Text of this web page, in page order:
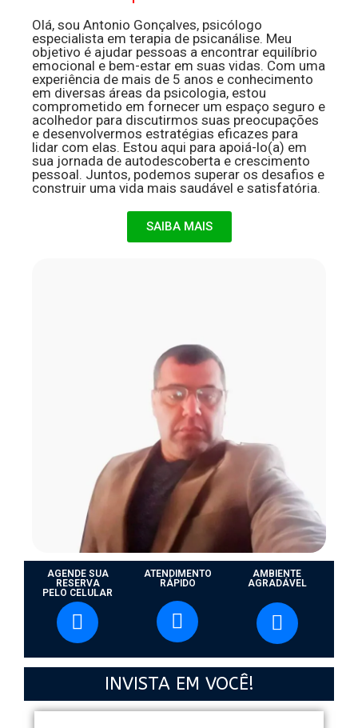
Olá, sou Antonio Gonçalves, psicólogo
especialista em terapia de psicanálise. Meu
objetivo é ajudar pessoas a encontrar equilíbrio
emocional e bem-estar em suas vidas. Com uma
experiência de mais de 5 anos e conhecimento
em diversas áreas da psicologia, estou
comprometido em fornecer um espaço seguro e
acolhedor para discutirmos suas preocupações
e desenvolvermos estratégias eficazes para
lidar com elas. Estou aqui para apoiá-lo(a) em
sua jornada de autodescoberta e crescimento
pessoal. Juntos, podemos superar os desafios e
construir uma vida mais saudável e satisfatória.
SAIBA MAIS
AGENDE SUA
RESERVA
PELO CELULAR
ATENDIMENTO
RÁPIDO
AMBIENTE
AGRADÁVEL
INVISTA EM VOCÊ!